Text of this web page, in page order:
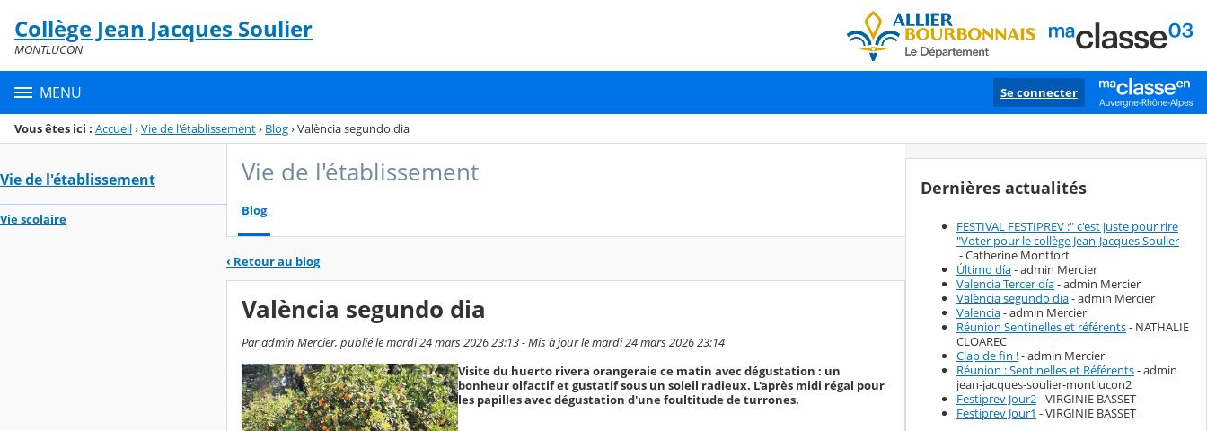
Menu de la rubrique
Contenu
Collège Jean Jacques Soulier
MONTLUCON
MENU Se connecter
Vous êtes ici : Accueil›Vie de l'établissement› Blog›València segundo dia
Vie de l'établissement
Vie scolaire
Vie de l'établissement
Blog
‹ Retour au blog
València segundo dia
Par admin Mercier, publié le mardi 24 mars 2026 23:13 - Mis à jour le mardi 24 mars 2026 23:14
Visite du huerto rivera orangeraie ce matin avec dégustation : un
bonheur olfactif et gustatif sous un soleil radieux. L'après midi régal pour
les papilles avec dégustation d'une foultitude de turrones.
Dernières actualités
FESTIVAL FESTIPREV :" c'est juste pour rire
"Voter pour le collège Jean-Jacques Soulier
- Catherine Montfort
Último día- admin Mercier
Valencia Tercer día- admin Mercier
València segundo dia- admin Mercier
Valencia- admin Mercier
Réunion Sentinelles et référents- NATHALIE
CLOAREC
Clap de fin !- admin Mercier
Réunion : Sentinelles et Référents- admin
jean-jacques-soulier-montlucon2
Festiprev Jour2- VIRGINIE BASSET
Festiprev Jour1 - VIRGINIE BASSET